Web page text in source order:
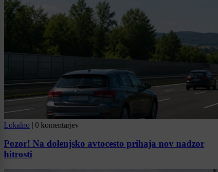
Lokalno | 0 komentarjev
Pozor! Na dolenjsko avtocesto prihaja nov nadzor
hitrosti